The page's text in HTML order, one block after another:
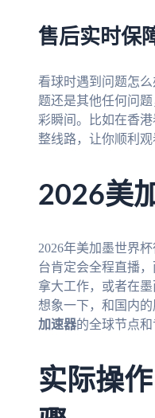
售后实时保
看球时遇到问题怎么
题还是其他任何问
彩瞬间。比如在香
整线路，让你顺利观
2026美
2026年美加墨世界
台肯定会全程直播
拿大工作，或者在
想象一下，和国内
加速器的全球节点和
实际操